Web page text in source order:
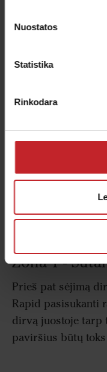
Nuostatos
Statistika
Rinkodara
Zona 1 -
Prieš pat sėjimą
Rapid pasisukanti
dirvą juostoje tarp
paviršius būtų